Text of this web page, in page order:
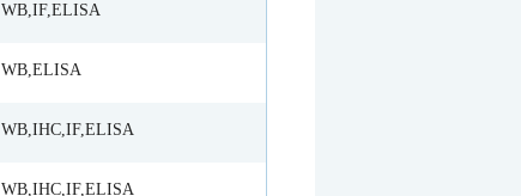
WB,IF,ELISA
WB,ELISA
WB,IHC,IF,ELISA
WB,IHC,IF,ELISA